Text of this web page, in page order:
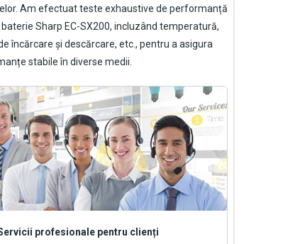
Am efectuat teste exhaustive de performanță
baterie Sharp EC-SX200, incluzând temperatură,
încărcare și descărcare, etc., pentru a asigura
stabile în diverse medii.
profesionale pentru clienți